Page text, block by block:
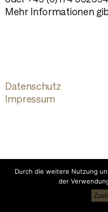
Mehr Informationen
Datenschutz
Impressum
Durch die weitere Nutzung
der